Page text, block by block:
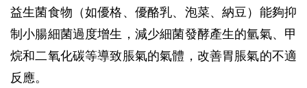
益生菌食物（如優格、優酪乳、泡菜、納豆）能夠抑
制小腸細菌過度增生，減少細菌發酵產生的氫氣、甲
烷和二氧化碳等導致脹氣的氣體，改善胃脹氣的不適
反應。